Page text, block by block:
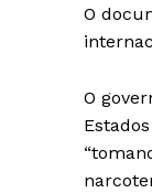
O
O